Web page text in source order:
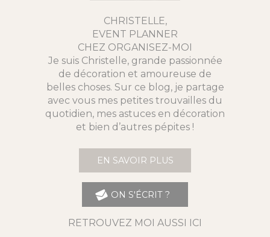
CHRISTELLE,
EVENT PLANNER
CHEZ ORGANISEZ-MOI
Je suis Christelle, grande passionnée
de décoration et amoureuse de
belles choses. Sur ce blog, je partage
avec vous mes petites trouvailles du
quotidien, mes astuces en décoration
et bien d’autres pépites !
EN SAVOIR PLUS
ON S'ÉCRIT ?
RETROUVEZ MOI AUSSI ICI